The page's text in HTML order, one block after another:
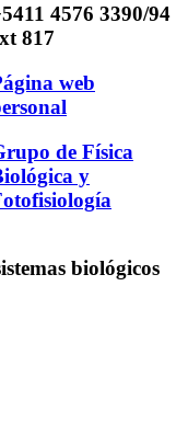
4576 3390/94
817
web
de Física
y
biológicos